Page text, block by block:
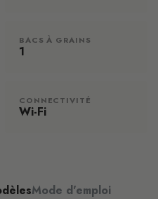
BACS À GRAINS
1
CONNECTIVITÉ
Wi-Fi
Mode d'emploi